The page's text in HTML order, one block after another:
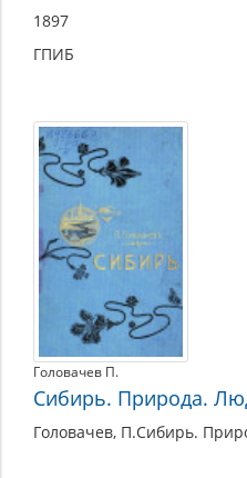
1897
ГПИБ
Головачев П.
Сибирь. Природа.
Головачев, П.Сибирь.